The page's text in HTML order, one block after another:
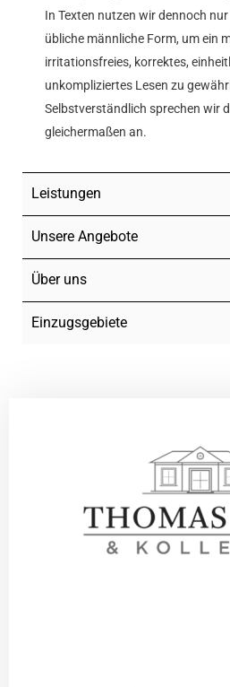
In Texten nutzen wir dennoch
übliche männliche Form, um ein
irritationsfreies, korrektes,
unkompliziertes Lesen zu
Selbstverständlich sprechen wir
gleichermaßen an.
Leistungen
Unsere Angebote
Über uns
Einzugsgebiete